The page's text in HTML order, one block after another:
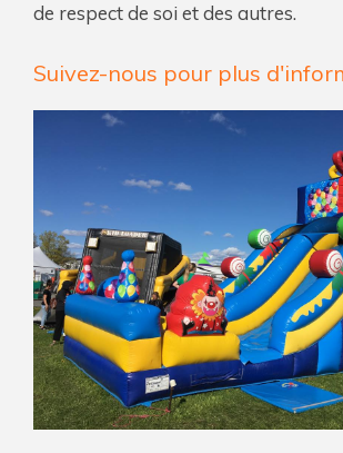
de respect de soi et des autres.
Suivez-nous pour plus